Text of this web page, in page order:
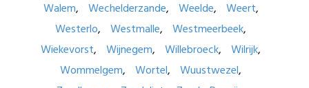
Walem
Wechelderzande Weelde
Weert
Westerlo
Westmalle
Westmeerbeek
Wiekevorst
Wijnegem Willebroeck
Wilrijk
Wommelgem
Wortel
Wuustwezel